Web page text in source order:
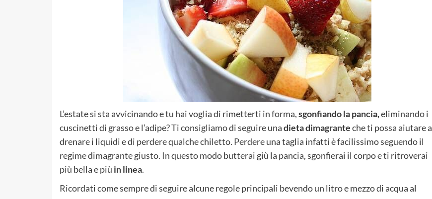
L’estate si sta avvicinando e tu hai voglia di rimetterti in forma,sgonfiando la pancia,eliminando i
cuscinetti di grasso e l’adipe? Ti consigliamo di seguire unadieta dimagranteche ti possa aiutare a
drenare i liquidi e di perdere qualche chiletto. Perdere una taglia infatti è facilissimo seguendo il
regime dimagrante giusto. In questo modo butterai giù la pancia, sgonfierai il corpo e ti ritroverai
più bella e più in linea.
Ricordati come sempre di seguire alcune regole principali bevendo un litro e mezzo di acqua al